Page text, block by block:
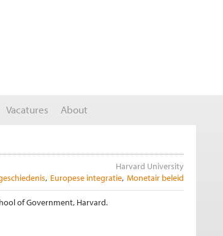
Vacatures About
Harvard University
Europese integratie Monetair beleid
of Government, Harvard.